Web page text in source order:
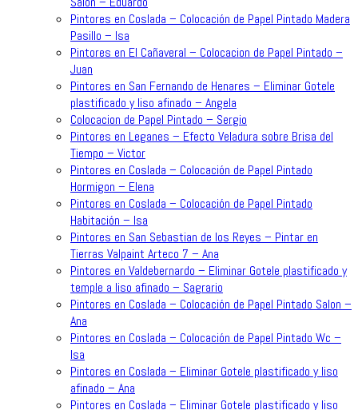
Pintores en Coslada – Colocación de Papel Pintado Madera
Pasillo – Isa
Pintores en El Cañaveral – Colocacion de Papel Pintado –
Juan
Pintores en San Fernando de Henares – Eliminar Gotele
plastificado y liso afinado – Angela
Colocacion de Papel Pintado – Sergio
Pintores en Leganes – Efecto Veladura sobre Brisa del
Tiempo – Victor
Pintores en Coslada – Colocación de Papel Pintado
Hormigon – Elena
Pintores en Coslada – Colocación de Papel Pintado
Habitación – Isa
Pintores en San Sebastian de los Reyes – Pintar en
Tierras Valpaint Arteco 7 – Ana
Pintores en Valdebernardo – Eliminar Gotele plastificado y
temple a liso afinado – Sagrario
Pintores en Coslada – Colocación de Papel Pintado Salon –
Ana
Pintores en Coslada – Colocación de Papel Pintado Wc –
Isa
Pintores en Coslada – Eliminar Gotele plastificado y liso
afinado – Ana
Pintores en Coslada – Eliminar Gotele plastificado y liso